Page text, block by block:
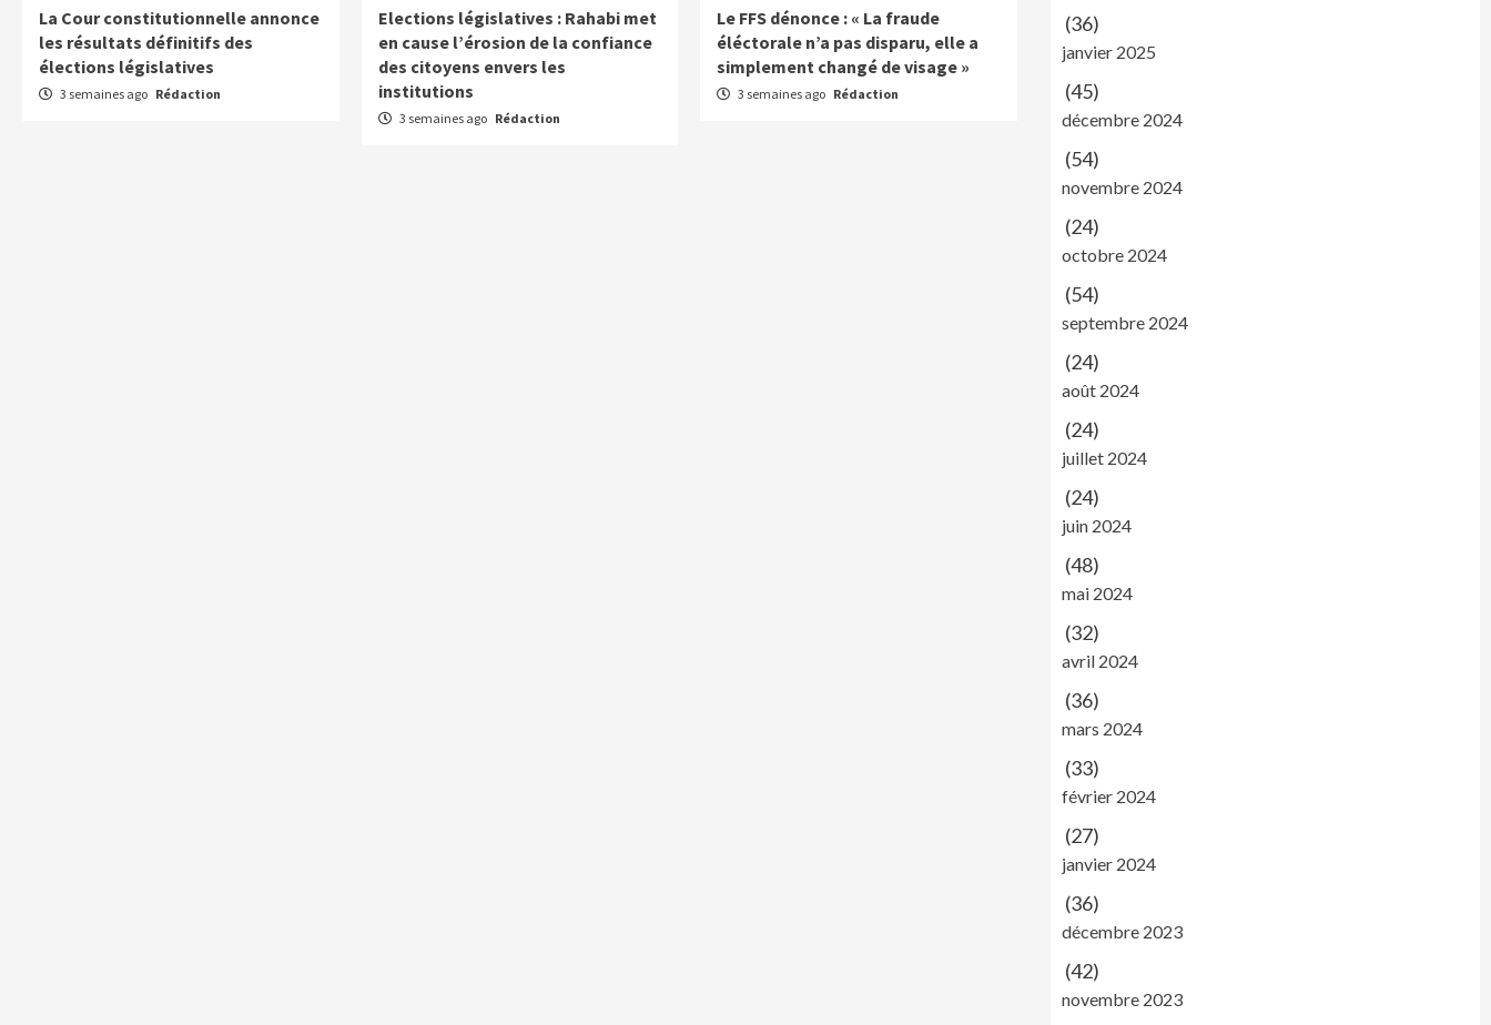
La Cour constitutionnelle annonce
les résultats définitifs des
élections législatives
3 semaines ago Rédaction
Elections législatives : Rahabi met
en cause l’érosion de la confiance
des citoyens envers les
institutions
3 semaines ago Rédaction
Le FFS dénonce : « La fraude
éléctorale n’a pas disparu, elle a
simplement changé de visage »
3 semaines ago Rédaction
(36)
janvier 2025
(45)
décembre 2024
(54)
novembre 2024
(24)
octobre 2024
(54)
septembre 2024
(24)
août 2024
(24)
juillet 2024
(24)
juin 2024
(48)
mai 2024
(32)
avril 2024
(36)
mars 2024
(33)
février 2024
(27)
janvier 2024
(36)
décembre 2023
(42)
novembre 2023